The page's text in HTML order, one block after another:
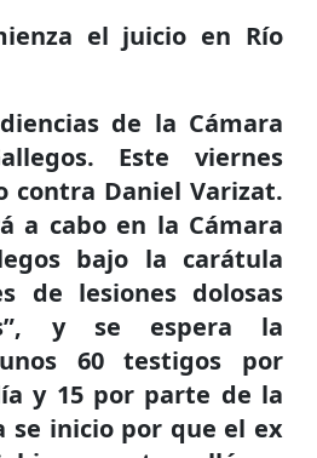
el juicio en Río
de la Cámara
Este viernes
contra Daniel Varizat.
a cabo en la Cámara
bajo la carátula
de lesiones dolosas
y se espera la
60 testigos por
y 15 por parte de la
se inicio por que el ex